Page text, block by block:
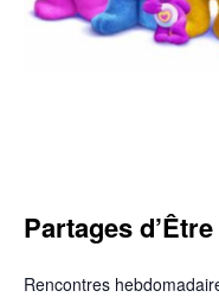
Partages d’Être
Rencontres